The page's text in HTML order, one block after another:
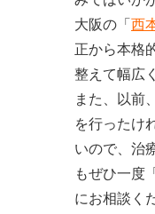
大阪の「 西
正から本格
整えて幅広
また、以前
を行ったけ
いので、治
もぜひ一度「
にお相談く